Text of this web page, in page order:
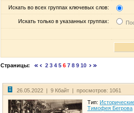
Искать во всех группах ключевых слов:
Искать только в указанных группах:
Страницы: 2 3 4 5 6 7 8 9 10
26.05.2022 | 9 Кбайт | просмотров: 1061
Тип:
Тимофея Бегрова